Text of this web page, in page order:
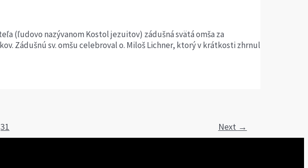
(ľudovo nazývanom Kostol jezuitov) zádušná svätá omša za
Zádušnú sv. omšu celebroval o. Miloš Lichner, ktorý v krátkosti zhrnul
31 Next →